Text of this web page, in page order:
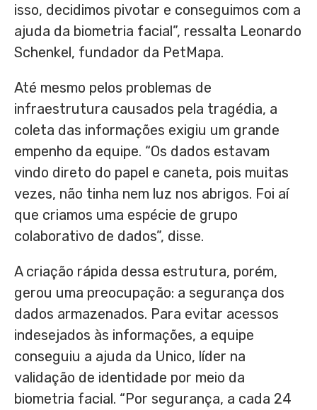
isso, decidimos pivotar e conseguimos com a
ajuda da biometria facial”, ressalta Leonardo
Schenkel, fundador da PetMapa.
Até mesmo pelos problemas de
infraestrutura causados pela tragédia, a
coleta das informações exigiu um grande
empenho da equipe. “Os dados estavam
vindo direto do papel e caneta, pois muitas
vezes, não tinha nem luz nos abrigos. Foi aí
que criamos uma espécie de grupo
colaborativo de dados”, disse.
A criação rápida dessa estrutura, porém,
gerou uma preocupação: a segurança dos
dados armazenados. Para evitar acessos
indesejados às informações, a equipe
conseguiu a ajuda da Unico, líder na
validação de identidade por meio da
biometria facial. “Por segurança, a cada 24